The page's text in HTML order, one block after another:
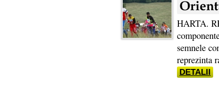
HARTA.
semnele
reprezinta
DETALII